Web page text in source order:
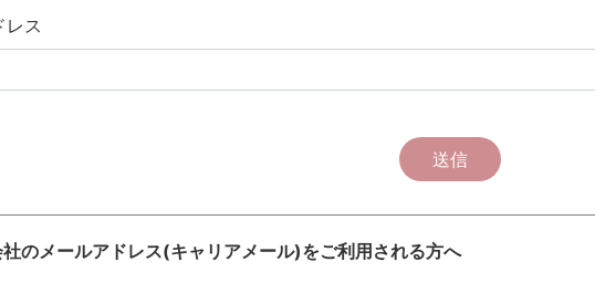
レス
送信
のメールアドレス(キャリアメール)をご利用される方へ